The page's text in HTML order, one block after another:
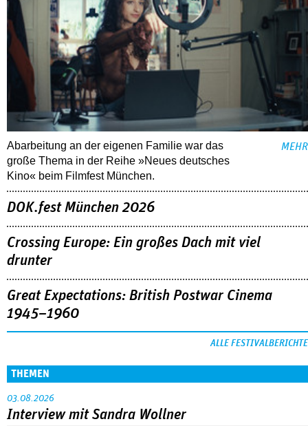
Abarbeitung an der eigenen Familie war das
große Thema in der Reihe »Neues deutsches
Kino« beim Filmfest München.
MEHR
DOK.fest München 2026
Crossing Europe: Ein großes Dach mit viel
drunter
Great Expectations: British Postwar Cinema
1945–1960
ALLE FESTIVALBERICHTE
THEMEN
03.08.2026
Interview mit Sandra Wollner